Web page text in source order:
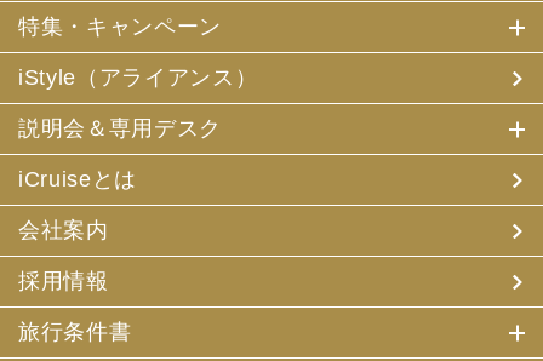
特集・キャンペーン
iStyle（アライアンス）
説明会＆専用デスク
iCruiseとは
会社案内
採用情報
旅行条件書